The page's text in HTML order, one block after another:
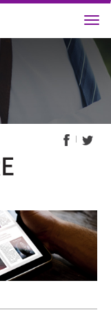
NEWS